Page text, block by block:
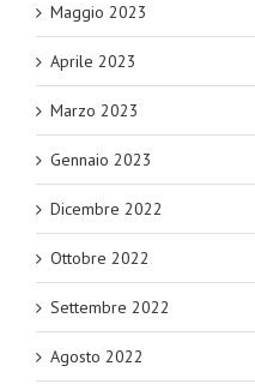
Maggio 2023
Aprile 2023
Marzo 2023
Gennaio 2023
Dicembre 2022
Ottobre 2022
Settembre 2022
Agosto 2022